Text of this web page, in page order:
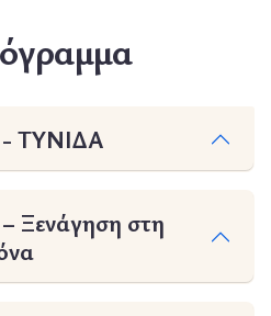
ΤΥΝΙΔΑ
Ξενάγηση στη